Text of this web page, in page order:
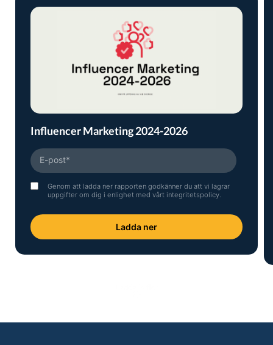
Influencer Marketing 2024-2026
Genom att ladda ner rapporten godkänner du att vi lagrar
uppgifter om dig i enlighet med vårt integritetspolicy
Ladda ner